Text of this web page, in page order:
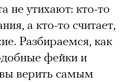
не утихают: кто-то
а кто-то считает,
Разбираемся, как
фейки и
верить самым